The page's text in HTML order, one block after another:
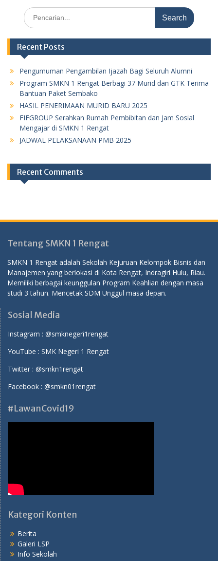
Search
for:
Recent Posts
Pengumuman Pengambilan Ijazah Bagi Seluruh Alumni
Program SMKN 1 Rengat Berbagi 37 Murid dan GTK Terima
Bantuan Paket Sembako
HASIL PENERIMAAN MURID BARU 2025
FIFGROUP Serahkan Rumah Pembibitan dan Jam Sosial
Mengajar di SMKN 1 Rengat
JADWAL PELAKSANAAN PMB 2025
Recent Comments
Tentang SMKN 1 Rengat
SMKN 1 Rengat adalah Sekolah Kejuruan Kelompok Bisnis dan
Manajemen yang berlokasi di Kota Rengat, Indragiri Hulu, Riau.
Memiliki berbagai keunggulan Program Keahlian dengan masa
studi 3 tahun. Mencetak SDM Unggul masa depan.
Sosial Media
Instagram : @smknegeri1rengat
YouTube : SMK Negeri 1 Rengat
Twitter : @smkn1rengat
Facebook : @smkn01rengat
#LawanCovid19
Kategori Konten
Berita
Galeri LSP
Info Sekolah